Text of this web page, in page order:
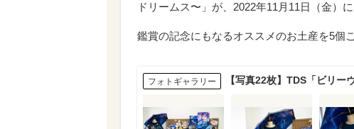
ドリームス〜」が、2022年11月11日（金）に
鑑賞の記念にもなるオススメのお土産を5個
フォトギャラリー 【写真22枚】TDS「ビリ